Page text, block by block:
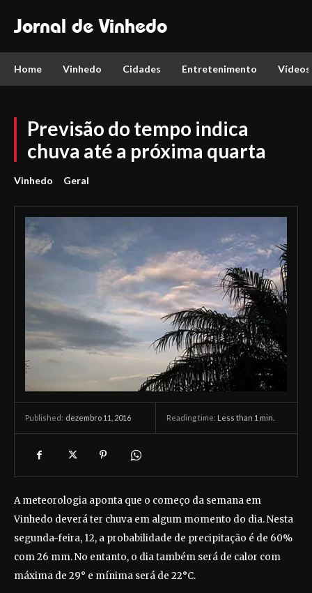
Jornal de Vinhedo
Home Vinhedo Cidades Entretenimento Vídeos
Previsão do tempo indica
chuva até a próxima quarta
Vinhedo Geral
Published: dezembro 11, 2016 Reading time: Less than 1 min.
A meteorologia aponta que o começo da semana em
Vinhedo deverá ter chuva em algum momento do dia. Nesta
segunda-feira, 12, a probabilidade de precipitação é de 60%
com 26 mm. No entanto, o dia também será de calor com
máxima de 29° e mínima será de 22°C.